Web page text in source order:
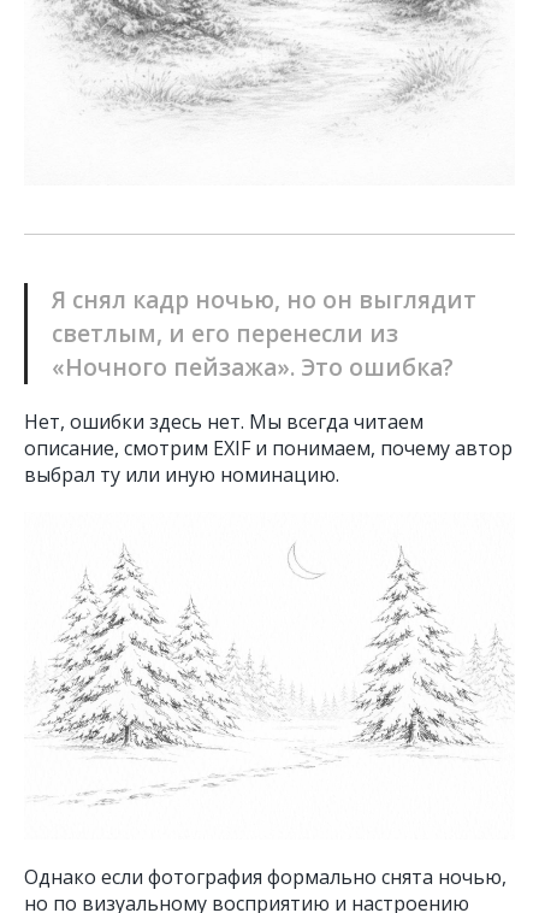
Я снял кадр ночью, но он выглядит
светлым, и его перенесли из
«Ночного пейзажа». Это ошибка?
Нет, ошибки здесь нет. Мы всегда читаем
описание, смотрим EXIF и понимаем, почему автор
выбрал ту или иную номинацию.
Однако если фотография формально снята ночью,
но по визуальному восприятию и настроению